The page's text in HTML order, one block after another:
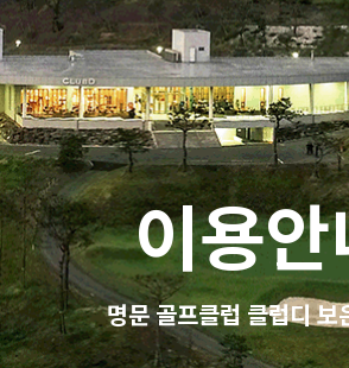
이용
명문 골프클럽 클럽디 보